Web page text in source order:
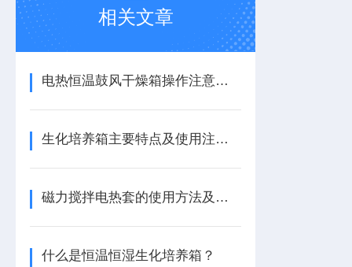
相关文章
电热恒温鼓风干燥箱操作注意事项
生化培养箱主要特点及使用注意事项
磁力搅拌电热套的使用方法及注意事项
什么是恒温恒湿生化培养箱？